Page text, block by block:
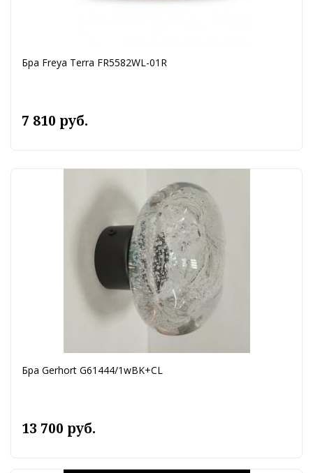
Бра Freya Terra FR5582WL-01R
7 810 руб.
Бра Gerhort G61444/1wBK+CL
13 700 руб.